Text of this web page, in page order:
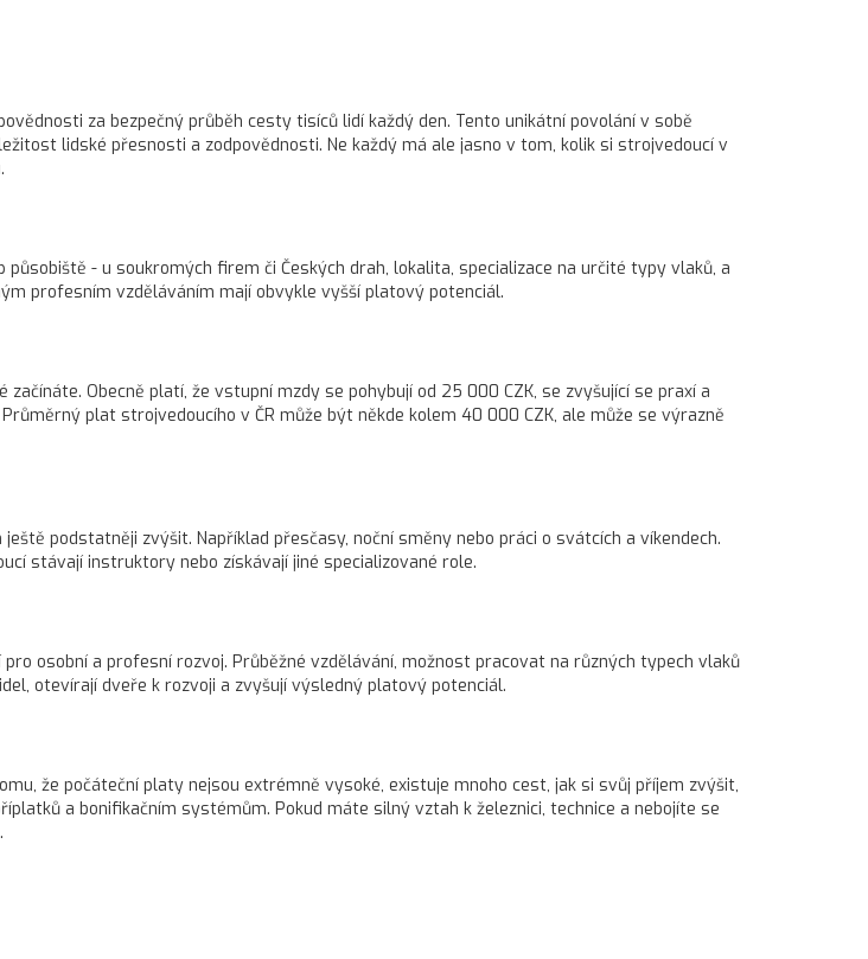
za bezpečný průběh cesty tisíců lidí každý den. Tento unikátní povolání v sobě
lidské přesnosti a zodpovědnosti. Ne každý má ale jasno v tom, kolik si strojvedoucí v
- u soukromých firem či Českých drah, lokalita, specializace na určité typy vlaků, a
profesním vzděláváním mají obvykle vyšší platový potenciál.
Obecně platí, že vstupní mzdy se pohybují od 25 000 CZK, se zvyšující se praxí a
plat strojvedoucího v ČR může být někde kolem 40 000 CZK, ale může se výrazně
podstatněji zvýšit. Například přesčasy, noční směny nebo práci o svátcích a víkendech.
stávají instruktory nebo získávají jiné specializované role.
osobní a profesní rozvoj. Průběžné vzdělávání, možnost pracovat na různých typech vlaků
otevírají dveře k rozvoji a zvyšují výsledný platový potenciál.
že počáteční platy nejsou extrémně vysoké, existuje mnoho cest, jak si svůj příjem zvýšit,
a bonifikačním systémům. Pokud máte silný vztah k železnici, technice a nebojíte se